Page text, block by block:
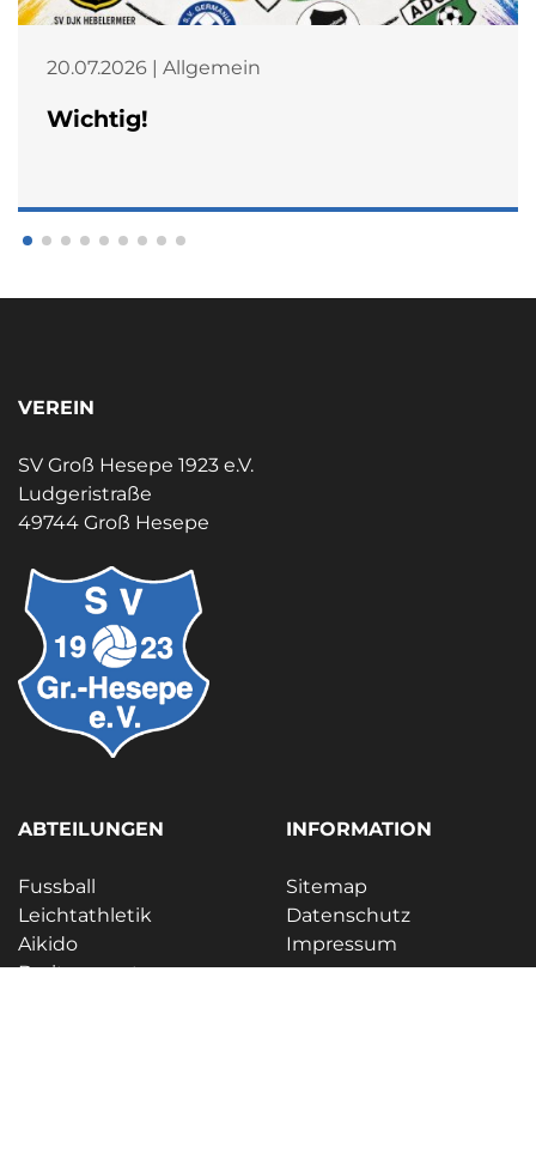
20.07.2026 | Allgemein
Wichtig!
VEREIN
SV Groß Hesepe 1923 e.V.
Ludgeristraße
49744 Groß Hesepe
ABTEILUNGEN
Fussball
Leichtathletik
Aikido
Breitensport
INFORMATION
Sitemap
Datenschutz
Impressum